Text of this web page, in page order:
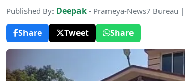
Published By: Deepak - Prameya-News7 Bureau
Share
Tweet Share